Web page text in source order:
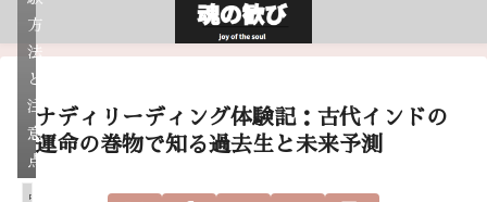
ナディリーディング体験記：古代インドの
運命の巻物で知る過去生と未来予測
占い
方
法
と
注
意
点